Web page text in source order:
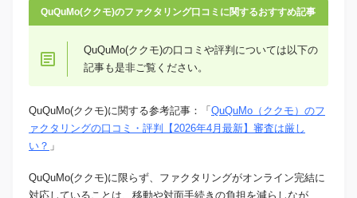
QuQuMo(ククモ)のファクタリング口コミに関するおすすめ記事
QuQuMo(ククモ)の口コミや評判については以下の
記事も是非ご覧ください。
QuQuMo(ククモ)に関する参考記事：「QuQuMo（ククモ）のフ
ァクタリングの口コミ・評判【2026年4月最新】審査は厳し
い？ 」
QuQuMo(ククモ)に限らず、ファクタリングがオンライン完結に
対応していることは、移動や対面手続きの負担を減らしなが